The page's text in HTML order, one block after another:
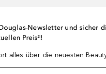
Newsletter und sicher
Preis²!
alles über die neuesten